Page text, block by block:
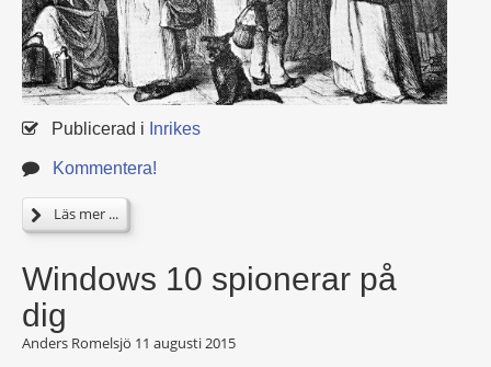
Publicerad i Inrikes
Kommentera!
Läs mer ...
Windows 10 spionerar på
dig
Anders Romelsjö 11 augusti 2015